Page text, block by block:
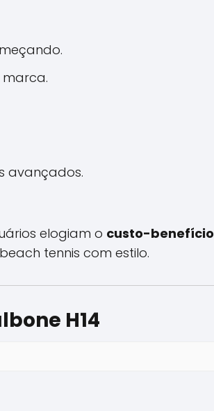
avançados.
elogiam o custo-benefício
tennis com estilo.
H14